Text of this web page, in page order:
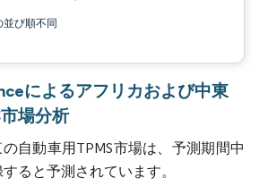
び順不同
によるアフリカおよび中東
場分析
自動車用TPMS市場は、予測期間中
ると予測されています。